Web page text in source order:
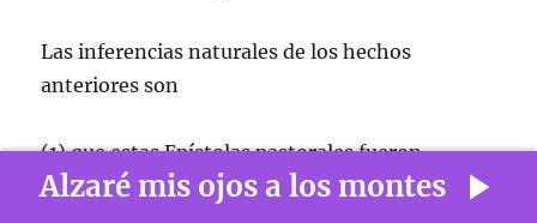
Las inferencias naturales de los hechos
anteriores son
(1) que estas Epístolas pastorales fueron
escritas más tarde que las otras Epístolas;
Alzaré mis ojos a los montes